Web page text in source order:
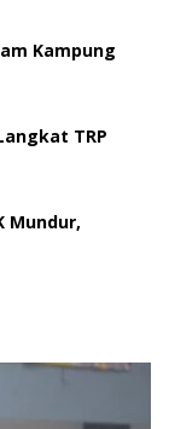
Kampung
TRP
Mundur,